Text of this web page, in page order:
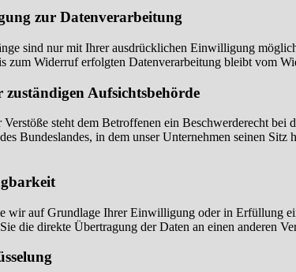
zur Datenverarbeitung
sind nur mit Ihrer ausdrücklichen Einwilligung
zum Widerruf erfolgten Datenverarbeitung bleibt vom
zuständigen Aufsichtsbehörde
steht dem Betroffenen ein Beschwerderecht
Bundeslandes, in dem unser Unternehmen seinen
wir auf Grundlage Ihrer Einwilligung oder in Erfüllung
die direkte Übertragung der Daten an einen anderen